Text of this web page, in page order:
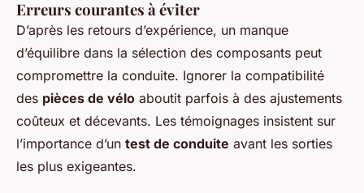
Erreurs courantes à éviter
D’après les retours d’expérience, un manque
d’équilibre dans la sélection des composants peut
compromettre la conduite. Ignorer la compatibilité
des pièces de vélo aboutit parfois à des ajustements
coûteux et décevants. Les témoignages insistent sur
l’importance d’un test de conduite avant les sorties
les plus exigeantes.